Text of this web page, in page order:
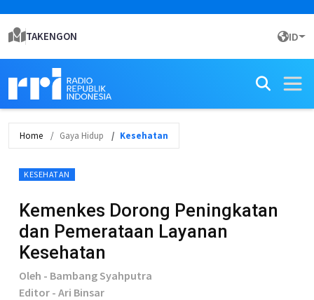
TAKENGON ID
Home Gaya Hidup Kesehatan
KESEHATAN
Kemenkes Dorong Peningkatan
dan Pemerataan Layanan
Kesehatan
Oleh - Bambang Syahputra
Editor - Ari Binsar